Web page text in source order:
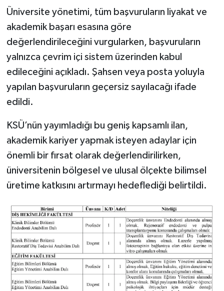
Üniversite yönetimi, tüm başvuruların liyakat ve
akademik başarı esasına göre
değerlendirileceğini vurgularken, başvuruların
yalnızca çevrim içi sistem üzerinden kabul
edileceğini açıkladı. Şahsen veya posta yoluyla
yapılan başvuruların geçersiz sayılacağı ifade
edildi.
KSÜ’nün yayımladığı bu geniş kapsamlı ilan,
akademik kariyer yapmak isteyen adaylar için
önemli bir fırsat olarak değerlendirilirken,
üniversitenin bölgesel ve ulusal ölçekte bilimsel
üretime katkısını artırmayı hedeflediği belirtildi.